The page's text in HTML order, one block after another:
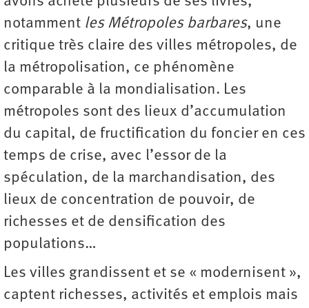
notamment les Métropoles barbares, une
critique très claire des villes métropoles, de
la métropolisation, ce phénomène
comparable à la mondialisation. Les
métropoles sont des lieux d’accumulation
du capital, de fructification du foncier en ces
temps de crise, avec l’essor de la
spéculation, de la marchandisation, des
lieux de concentration de pouvoir, de
richesses et de densification des
populations…
Les villes grandissent et se « modernisent »,
captent richesses, activités et emplois mais